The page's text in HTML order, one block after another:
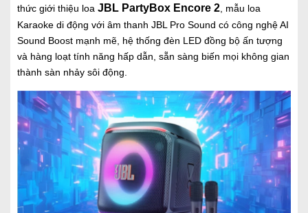
thức giới thiệu loa JBL PartyBox Encore 2, mẫu loa
Karaoke di động với âm thanh JBL Pro Sound có công nghệ AI
Sound Boost mạnh mẽ, hệ thống đèn LED đồng bộ ấn tượng
và hàng loạt tính năng hấp dẫn, sẵn sàng biến mọi không gian
thành sàn nhảy sôi động.